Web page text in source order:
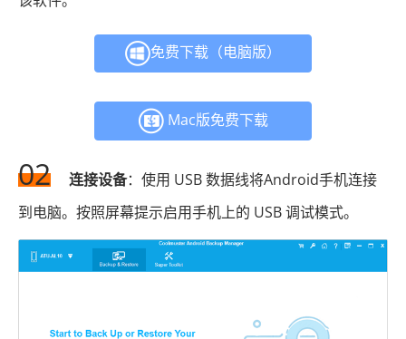
免费下载（电脑版）
Mac版免费下载
02 连接设备：使用 USB 数据线将Android手机连接
到电脑。按照屏幕提示启用手机上的 USB 调试模式。